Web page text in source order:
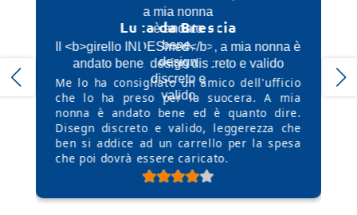
Luca da Brescia
Il <b>girello INDESmed</b>, a mia nonna è
andato bene, design discreto e valido
Me lo ha consigliato un amico dell'ufficio
che lo ha preso per la suocera. A mia
nonna è andato bene ed è quanto dire.
Disegn discreto e valido, leggerezza che
ben si addice ad un carrello per la spesa
che poi dovrà essere caricato.